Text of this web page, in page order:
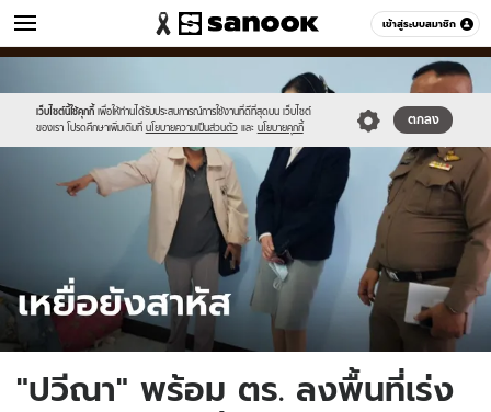
เข้าสู่ระบบสมาชิก
ข่าว หมวดอื่นๆ
เว็บไซต์นี้ใช้คุกกี้ เพื่อให้ท่านได้รับประสบการณ์การใช้งานที่ดีที่สุดบน เว็บไซต์
ของเรา โปรดศึกษาเพิ่มเติมที่ นโยบายความเป็นส่วนตัว และ นโยบายคุกกี้
ตกลง
new-
sanook.png
//s.isanook.com/ns/0/ud/1609/8048882/
"ปวีณา" พร้อม ตร. ลงพื้นที่เร่ง